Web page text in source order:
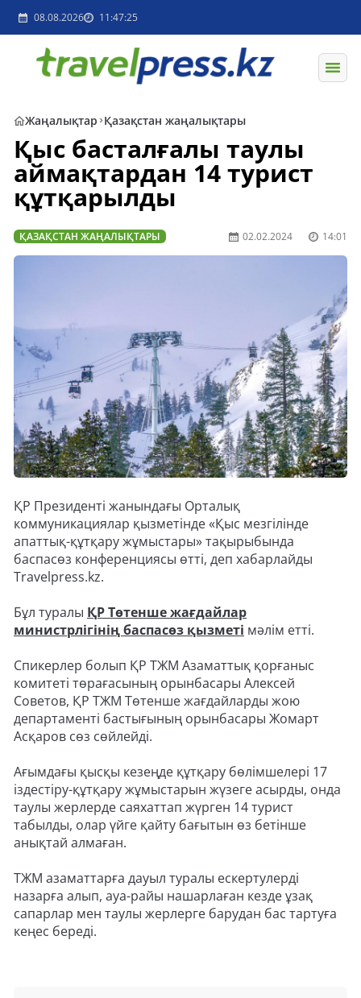
08.08.2026 11:47:25
Жаңалықтар Қазақстан жаңалықтары
Қыс басталғалы таулы
аймақтардан 14 турист
құтқарылды
ҚАЗАҚСТАН ЖАҢАЛЫҚТАРЫ 02.02.2024 14:01
ҚР Президенті жанындағы Орталық
коммуникациялар қызметінде «Қыс мезгілінде
апаттық-құтқару жұмыстары» тақырыбында
баспасөз конференциясы өтті, деп хабарлайды
Travelpress.kz.
Бұл туралы ҚР Төтенше жағдайлар
министрлігінің баспасөз қызметі мәлім етті.
Спикерлер болып ҚР ТЖМ Азаматтық қорғаныс
комитеті төрағасының орынбасары Алексей
Советов, ҚР ТЖМ Төтенше жағдайларды жою
департаменті бастығының орынбасары Жомарт
Асқаров сөз сөйлейді.
Ағымдағы қысқы кезеңде құтқару бөлімшелері 17
іздестіру-құтқару жұмыстарын жүзеге асырды, онда
таулы жерлерде саяхаттап жүрген 14 турист
табылды, олар үйге қайту бағытын өз бетінше
анықтай алмаған.
ТЖМ азаматтарға дауыл туралы ескертулерді
назарға алып, ауа-райы нашарлаған кезде ұзақ
сапарлар мен таулы жерлерге барудан бас тартуға
кеңес береді.